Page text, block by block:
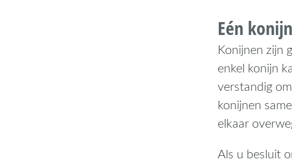
Eén
Konijnen zijn
enkel konijn
verstandig
konijnen
elkaar
Als u besluit